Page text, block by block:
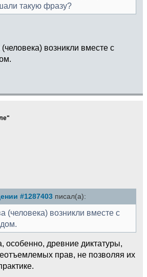
такую фразу?
возникли вместе с
#1287403 писал(а):
(человека) возникли вместе с
особенно, древние диктатуры,
прав, не позволяя их